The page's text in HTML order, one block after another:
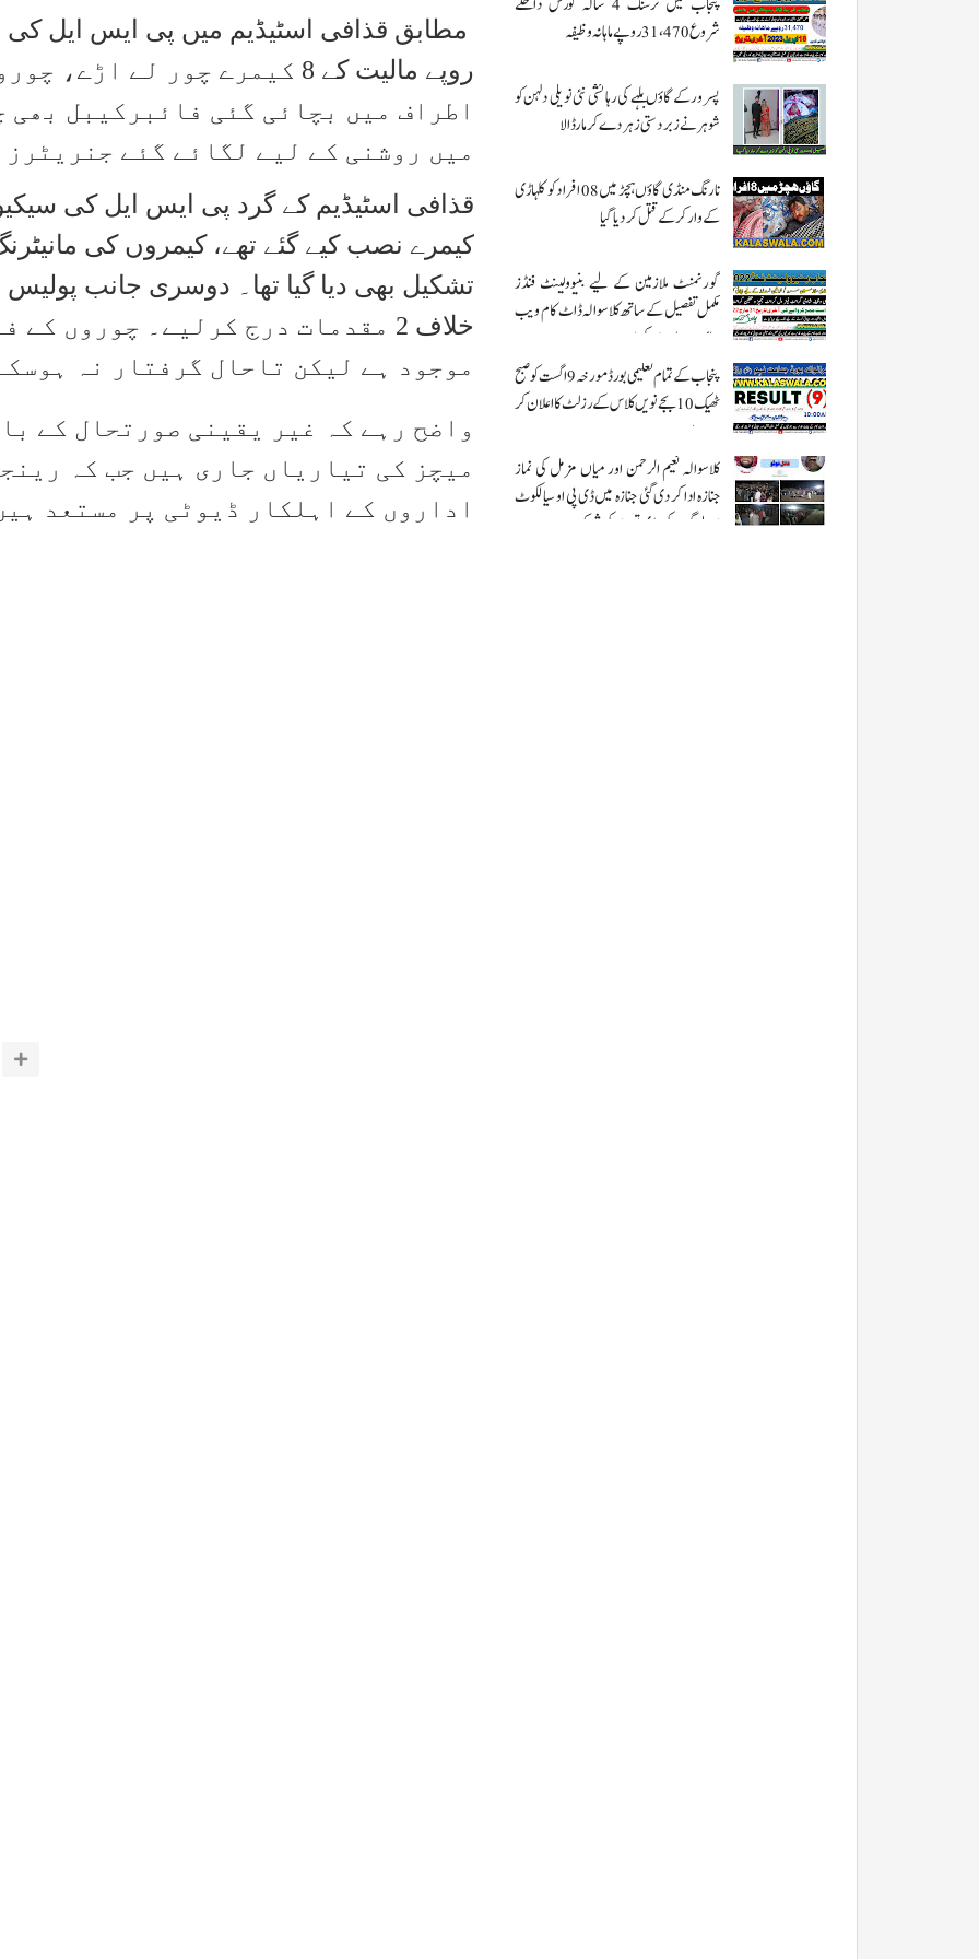
مطابق قذافی اسٹیڈیم میں پی ایس ایل
روپے مالیت کے 8 کیمرے چور لے
اطراف میں بچائی گئی فائبرکیبل
میں روشنی کے لیے لگائے گئے
قذافی اسٹیڈیم کے گرد پی ایس ایل کی
کیمرے نصب کیے گئے تھے، کیمروں کی
تشکیل بھی دیا گیا تھا۔ دوسری جانب پولیس
خلاف 2 مقدمات درج کرلیے۔ چوروں
موجود ہے لیکن تاحال گرفتار نہ
واضح رہے کہ غیر یقینی صورتحال کے
میچز کی تیاریاں جاری ہیں جب کہ
اداروں کے اہلکار ڈیوٹی پر مستعد
شروع 31،470 روپے ماہانہ وظیفہ
پسرور کے گاؤں بلہے کی رہائشی نئی نویلی دلہن کو
شوہر نے زبردستی زہر دے کر مار ڈالا
نارنگ منڈی گاؤں ہچڑ میں 08 افراد کو کلہاڑی
کے وار کر کے قتل کر دیا گیا
گورنمنٹ ملازمین کے لیے بنیوولینٹ فنڈز
مکمل تفصیل کے ساتھ کلاسوالہ ڈاٹ کام ویب
سائٹ پر ملاحضہ کریں
پنجاب کے تمام تعلیمی بورڈ مورخہ 9 اگست کو صبح
ٹھیک 10 بجے نویں کلاس کے رزلٹ کا اعلان کر
رہے ہیں
کلاسوالہ نعیم الرحمن اور میاں مزمل کی نماز
جنازہ ادا کر دی گئی جنازہ میں ڈی پی او سیالکوٹ
اور لوگوں کی بڑی تعداد کی شرکت